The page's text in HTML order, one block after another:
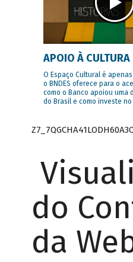
APOIO À CULTURA
O Espaço Cultural é
o BNDES oferece para o
como o Banco apoiou uma
do Brasil e como investe
do
da